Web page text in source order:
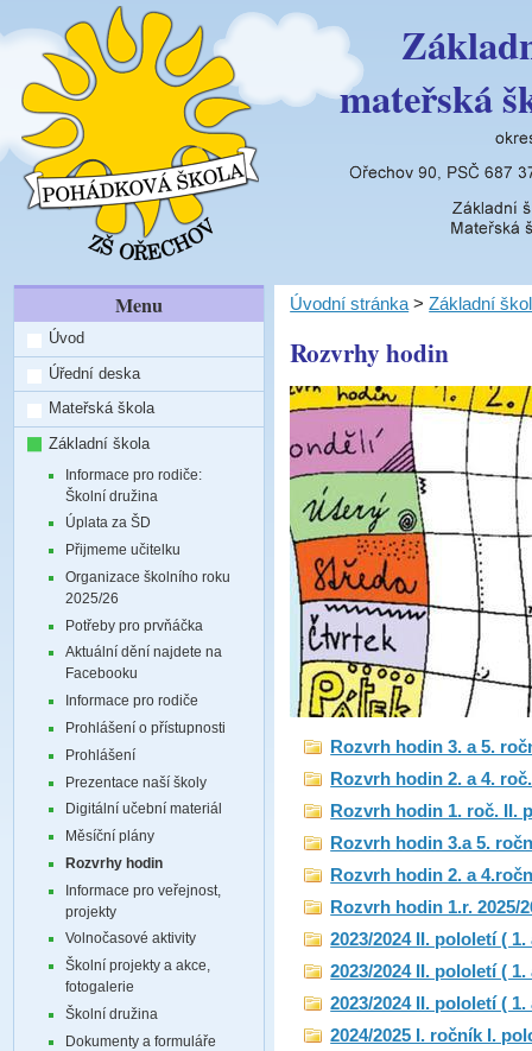
mateřská
Menu
Úvod
Úřední deska
Mateřská škola
Základní škola
Informace pro rodiče:
Školní družina
Úplata za ŠD
Přijmeme učitelku
Organizace školního roku
2025/26
Potřeby pro prvňáčka
Aktuální dění najdete na
Facebooku
Informace pro rodiče
Prohlášení o přístupnosti
Prohlášení
Prezentace naší školy
Digitální učební materiál
Měsíční plány
Rozvrhy hodin
Informace pro veřejnost,
projekty
Volnočasové aktivity
Školní projekty a akce,
fotogalerie
Školní družina
Dokumenty a formuláře
Úvodní stránka >Základní
Rozvrhy hodin
Rozvrh hodin 3. a 5.
Rozvrh hodin 2. a 4.
Rozvrh hodin 1. roč. II.
Rozvrh hodin 3.a 5.
Rozvrh hodin 2. a
Rozvrh hodin 1.r. 2025/
2023/2024 II. pololetí (
2023/2024 II. pololetí (
2023/2024 II. pololetí (
2024/2025 I. ročník I.